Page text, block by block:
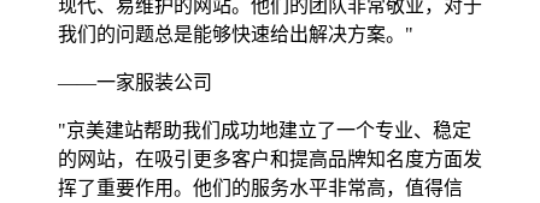
现代、易维护的网站。他们的团队非常敬业，对于
我们的问题总是能够快速给出解决方案。"
——一家服装公司
"京美建站帮助我们成功地建立了一个专业、稳定
的网站，在吸引更多客户和提高品牌知名度方面发
挥了重要作用。他们的服务水平非常高，值得信